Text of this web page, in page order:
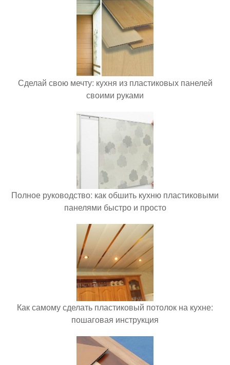
Сделай свою мечту: кухня из пластиковых панелей
своими руками
Полное руководство: как обшить кухню пластиковыми
панелями быстро и просто
Как самому сделать пластиковый потолок на кухне:
пошаговая инструкция